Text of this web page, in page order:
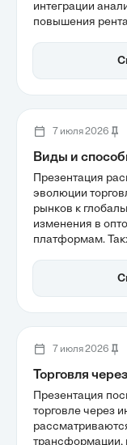
интеграции
повышения
современные
игроками в
7 июля 2026
Виды и
Презентация
эволюции
рынков к
изменения в
платформам.
такие как
7 июля 2026
Торговля
Презентация
торговле через
трансформации,